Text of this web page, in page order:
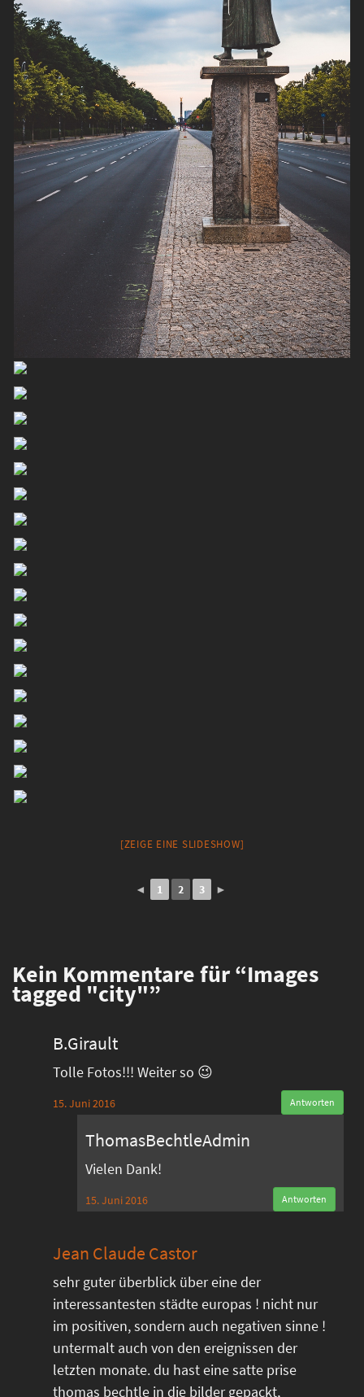
[ZEIGE EINE SLIDESHOW]
◄ 1 2 3 ►
Kein Kommentare für “Images
tagged "city"”
B.Girault
Tolle Fotos!!! Weiter so 😉
15. Juni 2016 Antworten
ThomasBechtleAdmin
Vielen Dank!
15. Juni 2016 Antworten
Jean Claude Castor
sehr guter überblick über eine der
interessantesten städte europas ! nicht nur
im positiven, sondern auch negativen sinne !
untermalt auch von den ereignissen der
letzten monate. du hast eine satte prise
thomas bechtle in die bilder gepackt,